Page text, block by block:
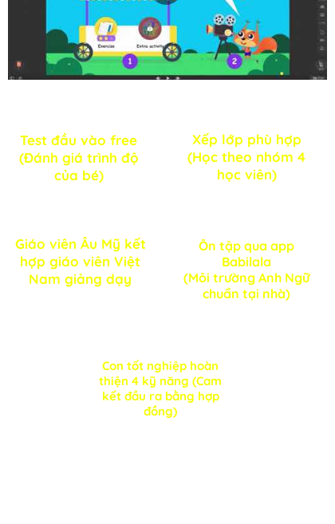
Test đầu vào free
(Đánh giá trình độ
của bé)
Xếp lớp phù hợp
(Học theo nhóm 4
học viên)
Giáo viên Âu Mỹ kết
hợp giáo viên Việt
Nam giảng dạy
Ôn tập qua app
Babilala
(Môi trường Anh Ngữ
chuẩn tại nhà)
Con tốt nghiệp hoàn
thiện 4 kỹ năng (Cam
kết đầu ra bằng hợp
đồng)